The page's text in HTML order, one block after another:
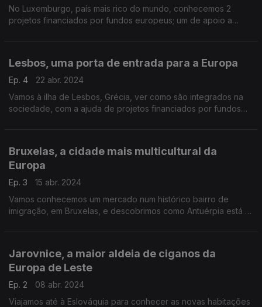
No Luxemburgo, país mais rico do mundo, conhecemos 2
projetos financiados por fundos europeus; um de apoio a
Lesbos, uma porta de entrada para a Europa
Ep. 4
22 abr. 2024
Vamos à ilha de Lesbos, Grécia, ver como são integrados na
sociedade, com a ajuda de projetos financiados por fundos
Bruxelas, a cidade mais multicultural da
Europa
Ep. 3
15 abr. 2024
Vamos conhecemos um mercado num histórico bairro de
imigração, em Bruxelas, e descobrimos como Antuérpia está a
Jarovnice, a maior aldeia de ciganos da
Europa de Leste
Ep. 2
08 abr. 2024
Viajamos até à Eslováquia para conhecer as novas habitações